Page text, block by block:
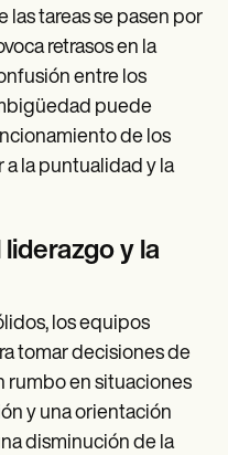
las tareas se pasen por
retrasos en la
entre los
puede
de los
la puntualidad y la
y la
los equipos
tomar decisiones de
rumbo en situaciones
y una orientación
disminución de la